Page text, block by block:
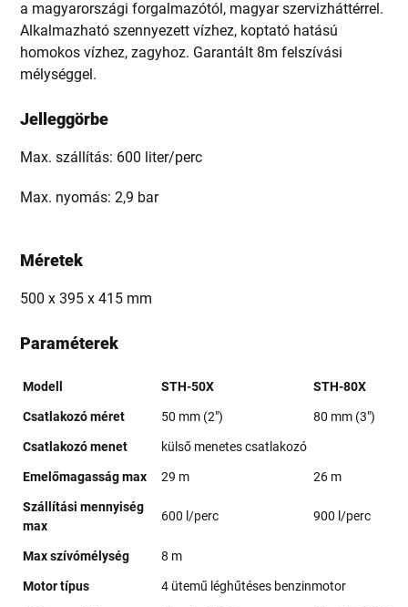
a magyarországi forgalmazótól, magyar szervizháttérrel.
Alkalmazható szennyezett vízhez, koptató hatású
homokos vízhez, zagyhoz. Garantált 8m felszívási
mélységgel.
Jelleggörbe
Max. szállítás: 600 liter/perc
Max. nyomás: 2,9 bar
Méretek
500 x 395 x 415 mm
Paraméterek
Modell STH-50X STH-80X
Csatlakozó méret 50 mm (2") 80 mm (3")
Csatlakozó menet külső menetes csatlakozó
Emelőmagasság max 29 m 26 m
Szállítási mennyiség
max
600 l/perc 900 l/perc
Max szívómélység 8 m
Motor típus 4 ütemű léghűtéses benzinmotor